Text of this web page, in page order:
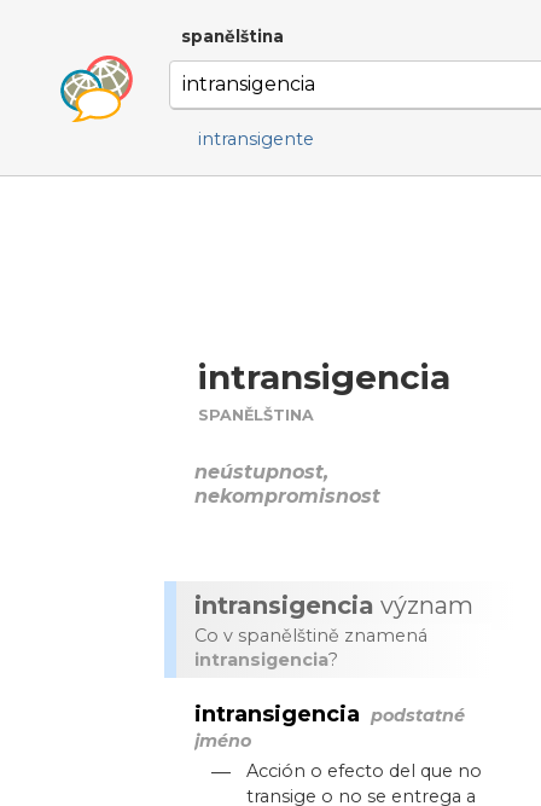
spanělština
intransigente
intransigencia
SPANĚLŠTINA
neústupnost,
nekompromisnost
intransigencia význam
Co v spanělštině znamená
intransigencia?
intransigencia podstatné
jméno
—
Acción o efecto del que no
transige o no se entrega a